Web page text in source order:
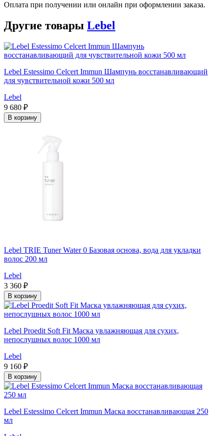
Оплата при получении или онлайн при оформлении заказа.
Другие товары Lebel
Lebel Estessimo Celcert Immun Шампунь восстанавливающий
для чувствительной кожи 500 мл
Lebel
9 680 ₽
В корзину
Lebel TRIE Tuner Water 0 Базовая основа, вода для укладки
волос 200 мл
Lebel
3 360 ₽
В корзину
Lebel Proedit Soft Fit Маска увлажняющая для сухих,
непослушных волос 1000 мл
Lebel
9 160 ₽
В корзину
Lebel Estessimo Celcert Immun Маска восстанавливающая 250
мл